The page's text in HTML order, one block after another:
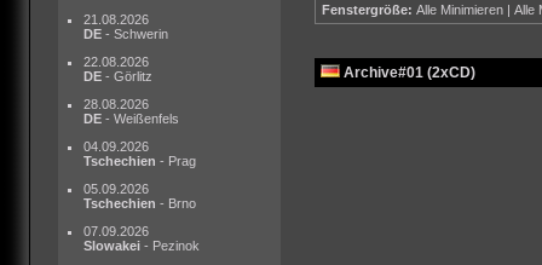
21.08.2026
DE - Schwerin
22.08.2026
DE - Görlitz
28.08.2026
DE - Weißenfels
04.09.2026
Tschechien - Prag
05.09.2026
Tschechien - Brno
07.09.2026
Slowakei - Pezinok
Fenstergröße: Alle Minimieren |Alle
Archive#01 (2xCD)